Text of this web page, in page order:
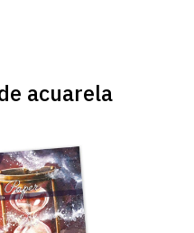
acuarela